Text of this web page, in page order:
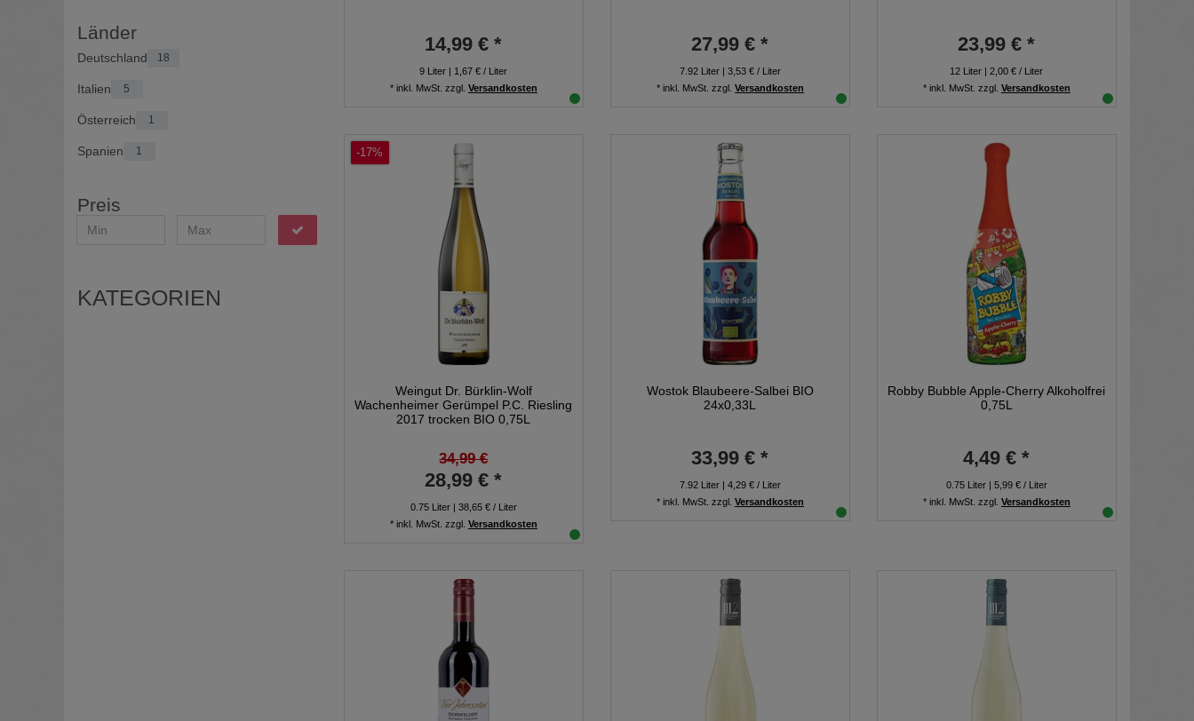
Länder
Deutschland 18
Italien 5
Österreich 1
Spanien 1
Preis
KATEGORIEN
14,99 € *
9 Liter | 1,67 € / Liter
* inkl. MwSt. zzgl. Versandkosten
27,99 € *
7.92Liter| 3,53 € / Liter
* inkl. MwSt. zzgl. Versandkosten
23,99 € *
12 Liter | 2,00 € / Liter
* inkl. MwSt. zzgl. Versandkosten
-17%
Weingut Dr. Bürklin-Wolf
Wachenheimer Gerümpel P.C. Riesling
2017 trocken BIO 0,75L
34,99 €
28,99 € *
0.75Liter| 38,65 € / Liter
* inkl. MwSt. zzgl. Versandkosten
Wostok Blaubeere-Salbei BIO
24x0,33L
33,99 € *
7.92Liter| 4,29 € / Liter
* inkl. MwSt. zzgl. Versandkosten
Robby Bubble Apple-Cherry Alkoholfrei
0,75L
4,49 € *
0.75Liter| 5,99 € / Liter
* inkl. MwSt. zzgl. Versandkosten